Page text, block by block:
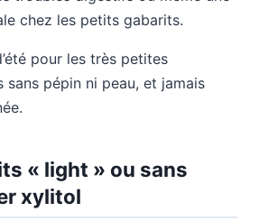
chez les petits gabarits.
pour les très petites
sans pépin ni peau, et jamais
« light » ou sans
xylitol